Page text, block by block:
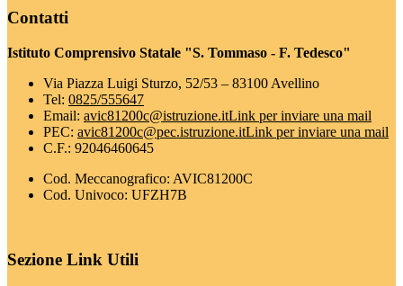
Contatti
Istituto Comprensivo Statale "S. Tommaso - F. Tedesco"
Via Piazza Luigi Sturzo, 52/53 – 83100 Avellino
Tel: 0825/555647
Email: avic81200c@istruzione.itLink per inviare una mail
PEC: avic81200c@pec.istruzione.itLink per inviare una mail
C.F.: 92046460645
Cod. Meccanografico: AVIC81200C
Cod. Univoco: UFZH7B
Sezione Link Utili